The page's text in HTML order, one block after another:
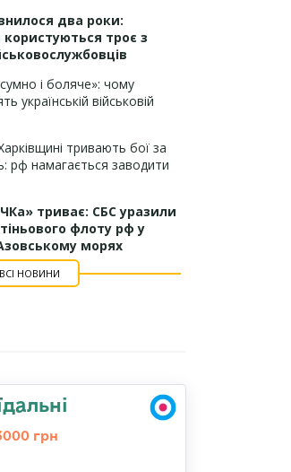
два роки:
троє з
і боляче»: чому
українській військовій
тривають бої за
рф намагається заводити
триває: СБС уразили
флоту рф у
морях
ВСІ НОВИНИ
грн